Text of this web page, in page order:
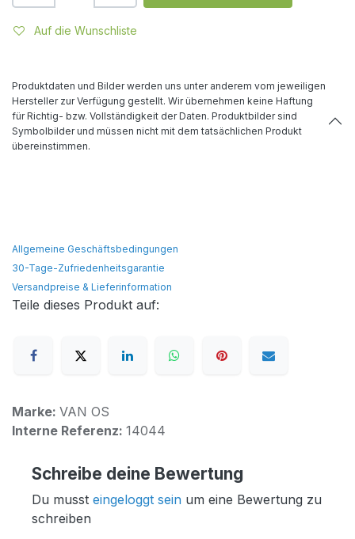
Auf die Wunschliste
Produktdaten und Bilder werden uns unter anderem vom jeweiligen
Hersteller zur Verfügung gestellt. Wir übernehmen keine Haftung
für Richtig- bzw. Vollständigkeit der Daten. Produktbilder sind
Symbolbilder und müssen nicht mit dem tatsächlichen Produkt
übereinstimmen.
Allgemeine Geschäftsbedingungen
30-Tage-Zufriedenheitsgarantie
Versandpreise & Lieferinformation
Teile dieses Produkt auf:
Marke: VAN OS
Interne Referenz: 14044
Schreibe deine Bewertung
Du musst eingeloggt sein um eine Bewertung zu
schreiben